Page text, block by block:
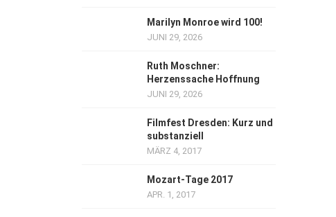
Marilyn Monroe wird 100!
JUNI 29, 2026
Ruth Moschner:
Herzenssache Hoffnung
JUNI 29, 2026
Filmfest Dresden: Kurz und
substanziell
MÄRZ 4, 2017
Mozart-Tage 2017
APR. 1, 2017